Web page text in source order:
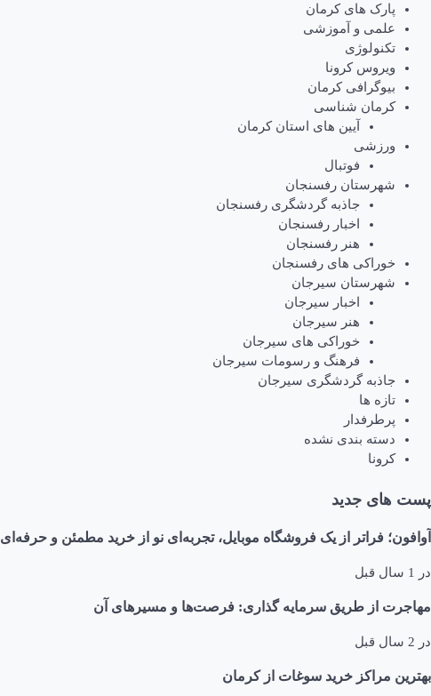
پارک های کرمان
علمی و آموزشی
تکنولوژی
ویروس کرونا
بیوگرافی کرمان
کرمان شناسی
آیین های استان کرمان
ورزشی
فوتبال
شهرستان رفسنجان
جاذبه گردشگری رفسنجان
اخبار رفسنجان
هنر رفسنجان
خوراکی های رفسنجان
شهرستان سیرجان
اخبار سیرجان
هنر سیرجان
خوراکی های سیرجان
فرهنگ و رسومات سیرجان
جاذبه گردشگری سیرجان
تازه ها
پرطرفدار
دسته بندی نشده
کرونا
پست های جدید
آوافون؛ فراتر از یک فروشگاه موبایل، تجربه‌ای نو از خرید مطمئن و حرفه‌ای
در 1 سال قبل
مهاجرت از طریق سرمایه گذاری: فرصت‌ها و مسیرهای آن
در 2 سال قبل
بهترین مراکز خرید سوغات از کرمان